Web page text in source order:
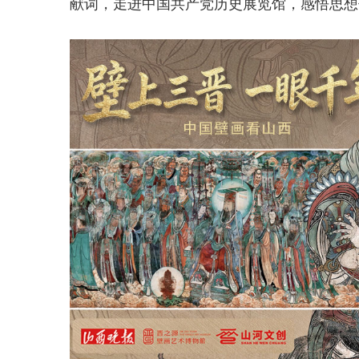
献词，走进中国共产党历史展览馆，感悟思